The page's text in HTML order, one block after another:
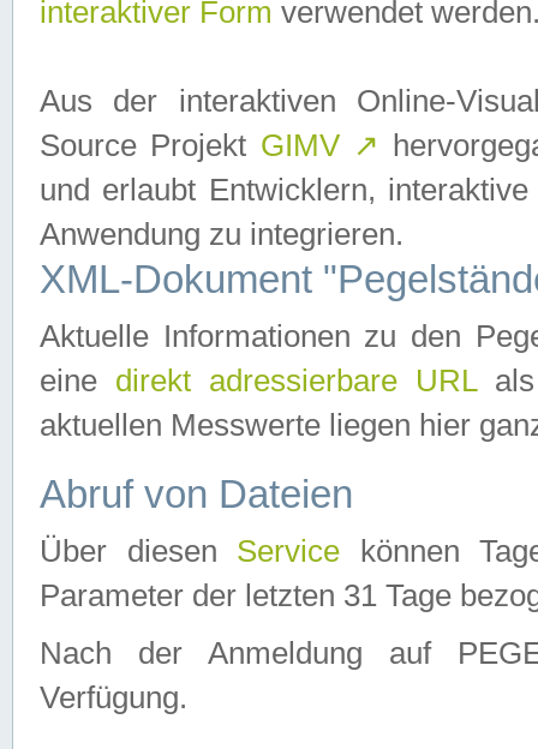
interaktiver Form verwendet
Aus der interaktiven Online-
Source Projekt GIMV ↗
und erlaubt Entwicklern,
Anwendung zu integrieren.
XML-Dokument
Aktuelle Informationen zu den
eine direkt adressierbare URLals
aktuellen Messwerte liegen hier
Abruf von Dateien
Über diesen Service können
Parameter der letzten 31 Tage
Nach der Anmeldung auf
Verfügung.